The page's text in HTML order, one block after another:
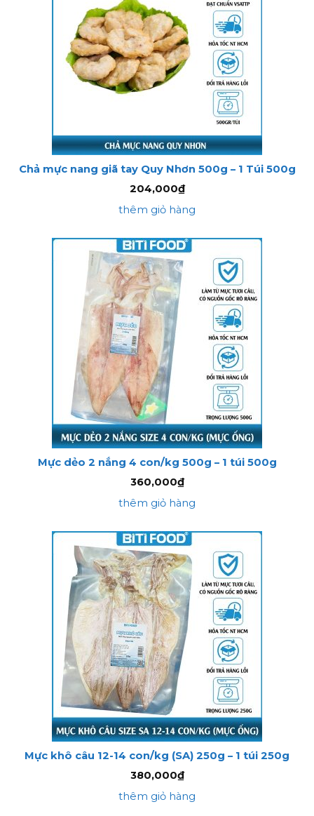
Chả mực nang giã tay Quy Nhơn 500g – 1 Túi 500g
204,000₫
thêm giỏ hàng
Mực dẻo 2 nắng 4 con/kg 500g – 1 túi 500g
360,000₫
thêm giỏ hàng
Mực khô câu 12-14 con/kg (SA) 250g – 1 túi 250g
380,000₫
thêm giỏ hàng